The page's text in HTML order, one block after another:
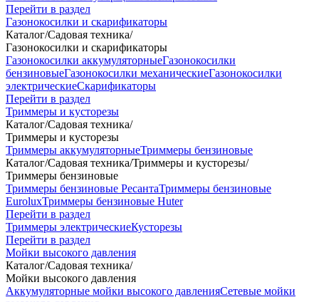
Перейти в раздел
Газонокосилки и скарификаторы
Каталог/Садовая техника/
Газонокосилки и скарификаторы
Газонокосилки аккумуляторныеГазонокосилки
бензиновыеГазонокосилки механическиеГазонокосилки
электрическиеСкарификаторы
Перейти в раздел
Триммеры и кусторезы
Каталог/Садовая техника/
Триммеры и кусторезы
Триммеры аккумуляторныеТриммеры бензиновые
Каталог/Садовая техника/Триммеры и кусторезы/
Триммеры бензиновые
Триммеры бензиновые РесантаТриммеры бензиновые
EuroluxТриммеры бензиновые Huter
Перейти в раздел
Триммеры электрическиеКусторезы
Перейти в раздел
Мойки высокого давления
Каталог/Садовая техника/
Мойки высокого давления
Аккумуляторные мойки высокого давленияСетевые мойки